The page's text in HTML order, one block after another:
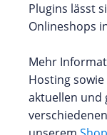
Plugins lässt
Onlineshops
Mehr
Hosting
aktuellen und